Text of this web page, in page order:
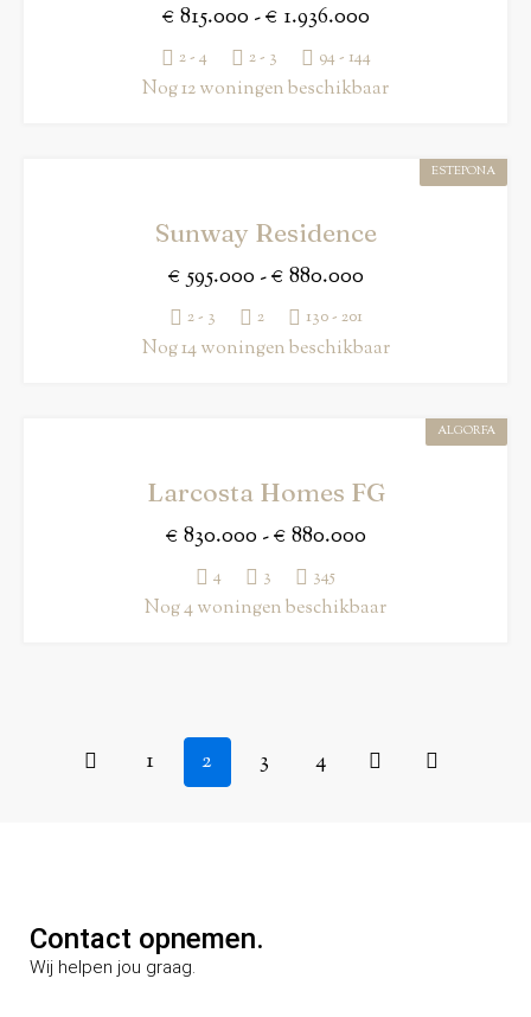
€ 815.000 - € 1.936.000
2 - 4 2 - 3 94 - 144
Nog 12 woningen beschikbaar
ESTEPONA
Sunway Residence
€ 595.000 - € 880.000
2 - 3 2 130 - 201
Nog 14 woningen beschikbaar
ALGORFA
Larcosta Homes FG
€ 830.000 - € 880.000
4 3 345
Nog 4 woningen beschikbaar
1 2 3 4
Contact opnemen.
Wij helpen jou graag.